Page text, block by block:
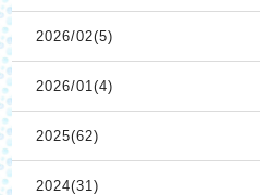
2026/02(5)
2026/01(4)
2025(62)
2024(31)